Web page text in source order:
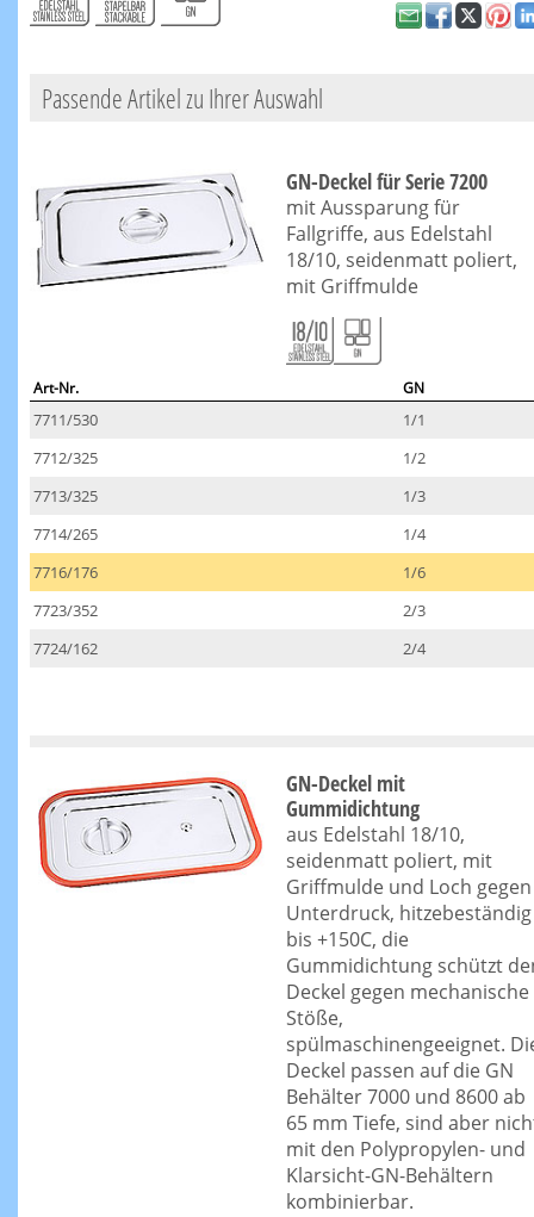
Passende Artikel zu Ihrer Auswahl
GN-Deckel für Serie 7200
mit Aussparung für
Fallgriffe, aus Edelstahl
18/10, seidenmatt poliert,
mit Griffmulde
Art-Nr. GN
7711/530
1/1
7712/325
1/2
7713/325
1/3
7714/265
1/4
7716/176
1/6
7723/352
2/3
7724/162
2/4
GN-Deckel mit
Gummidichtung
aus Edelstahl 18/10,
seidenmatt poliert, mit
Griffmulde und Loch gegen
Unterdruck, hitzebeständig
bis +150C, die
Gummidichtung schützt
Deckel gegen mechanische
Stöße,
spülmaschinengeeignet.
Deckel passen auf die GN
Behälter 7000 und 8600 ab
65 mm Tiefe, sind aber
mit den Polypropylen- und
Klarsicht-GN-Behältern
kombinierbar.